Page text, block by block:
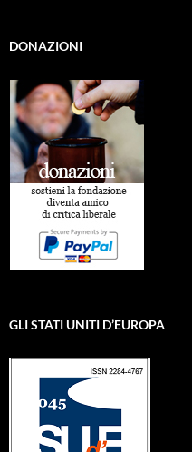
DONAZIONI
GLI STATI UNITI D’EUROPA